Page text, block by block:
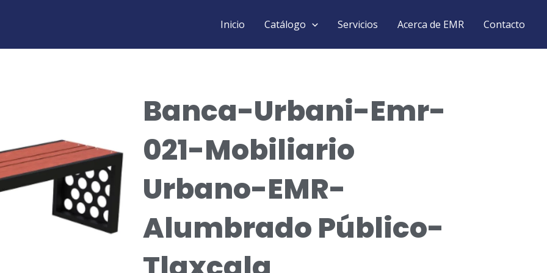
Inicio Catálogo Servicios Acerca de EMR Contacto
Banca-Urbani-Emr-
021-Mobiliario
Urbano-EMR-
Alumbrado Público-